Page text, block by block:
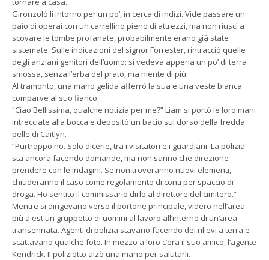
Gironzolò lì intorno per un po’, in cerca di indizi. Vide passare un
paio di operai con un carrellino pieno di attrezzi, ma non riuscì a
scovare le tombe profanate, probabilmente erano già state
sistemate. Sulle indicazioni del signor Forrester, rintracciò quelle
degli anziani genitori dell’uomo: si vedeva appena un po’ di terra
smossa, senza l’erba del prato, ma niente di più.
Al tramonto, una mano gelida afferrò la sua e una veste bianca
comparve al suo fianco.
“Ciao Bellissima, qualche notizia per me?” Liam si portò le loro mani
intrecciate alla bocca e depositò un bacio sul dorso della fredda
pelle di Caitlyn.
“Purtroppo no. Solo dicerie, tra i visitatori e i guardiani. La polizia
sta ancora facendo domande, ma non sanno che direzione
prendere con le indagini. Se non troveranno nuovi elementi,
chiuderanno il caso come regolamento di conti per spaccio di
droga. Ho sentito il commissario dirlo al direttore del cimitero.”
Mentre si dirigevano verso il portone principale, videro nell’area
più a est un gruppetto di uomini al lavoro all’interno di un’area
transennata. Agenti di polizia stavano facendo dei rilievi a terra e
scattavano qualche foto. In mezzo a loro c’era il suo amico, l’agente
Kendrick. Il poliziotto alzò una mano per salutarli.